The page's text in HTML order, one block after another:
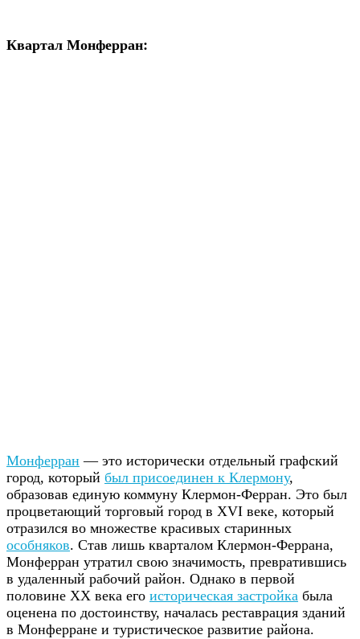
Квартал Монферран:
Монферран — это исторически отдельный графский
город, который был присоединен к Клермону,
образовав единую коммуну Клермон-Ферран. Это был
процветающий торговый город в XVI веке, который
отразился во множестве красивых старинных
особняков. Став лишь кварталом Клермон-Феррана,
Монферран утратил свою значимость, превратившись
в удаленный рабочий район. Однако в первой
половине XX века его историческая застройка была
оценена по достоинству, началась реставрация зданий
в Монферране и туристическое развитие района.